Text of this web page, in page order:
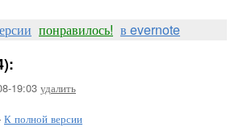
понравилось! в evernote
19:03 удалить
К полной версии